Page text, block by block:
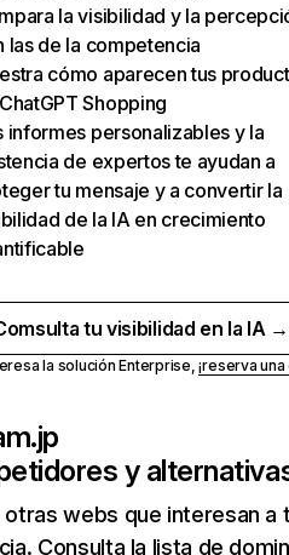
la visibilidad y la
las de la competencia
cómo aparecen tus
Shopping
informes personalizables y la
de expertos te ayudan a
tu mensaje y a convertir la
de la IA en crecimiento
tu visibilidad en la IA →
la solución Enterprise,¡reserva
y
otras webs que interesan a
Consulta la lista de